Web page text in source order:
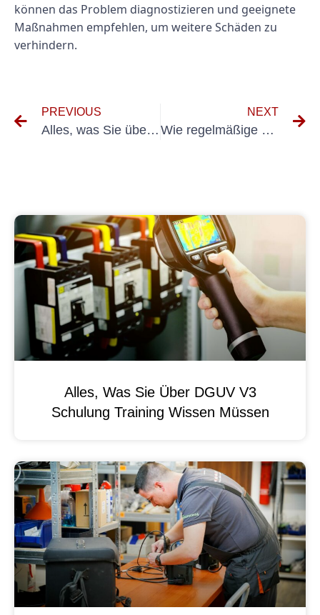
können das Problem diagnostizieren und geeignete
Maßnahmen empfehlen, um weitere Schäden zu
verhindern.
PREVIOUS
Alles, was Sie über die UVV-Prüfung Elsdorf wissen müssen
NEXT
Wie regelmäßige Prüfungen die Sicherheit nicht ortsfester elektrischer Betriebsmittel gewährleisten
Alles, Was Sie Über DGUV V3
Schulung Training Wissen Müssen